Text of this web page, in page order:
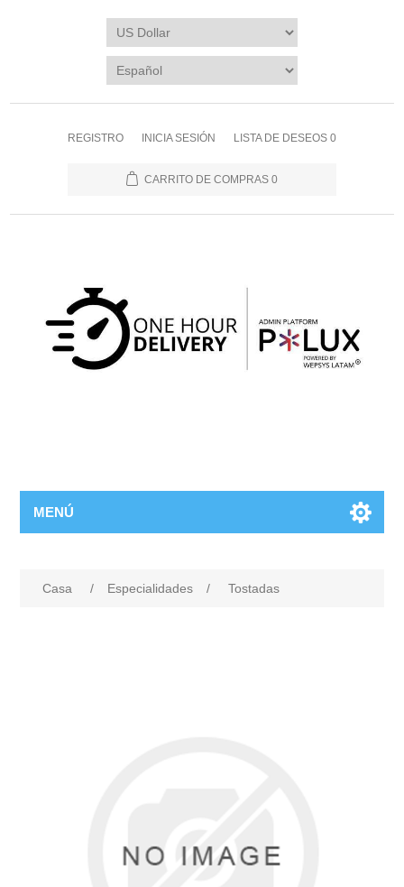
REGISTRO INICIA SESIÓN LISTA DE DESEOS 0
CARRITO DE COMPRAS 0
MENÚ
Casa / Especialidades / Tostadas